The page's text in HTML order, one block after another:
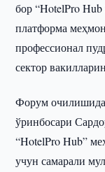
бор “HotelPro
платформа
профессионал
сектор
Форум
ўринбосари
“HotelPro Hub”
учун самарали